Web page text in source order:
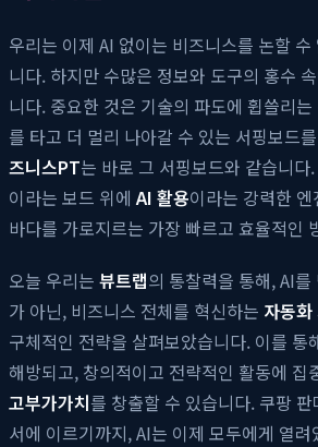
우리는 이제 AI 없이는 비즈니스를 논할
니다. 하지만 수많은 정보와 도구의 홍수
니다. 중요한 것은 기술의 파도에 휩쓸리
를 타고 더 멀리 나아갈 수 있는 서핑보드
즈니스PT는 바로 그 서핑보드와 같습니다
이라는 보드 위에 AI 활용이라는 강력한
바다를 가로지르는 가장 빠르고 효율적인
오늘 우리는 뷰트랩의 통찰력을 통해, AI
가 아닌, 비즈니스 전체를 혁신하는 자동화
구체적인 전략을 살펴보았습니다. 이를 통
해방되고, 창의적이고 전략적인 활동에 집
고부가가치를 창출할 수 있습니다. 쿠팡
서에 이르기까지, AI는 이제 모두에게 열려